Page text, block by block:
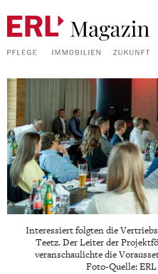
Interessiert folgten die
Teetz. Der Leiter der
veranschaulichte die
Foto-Quelle: